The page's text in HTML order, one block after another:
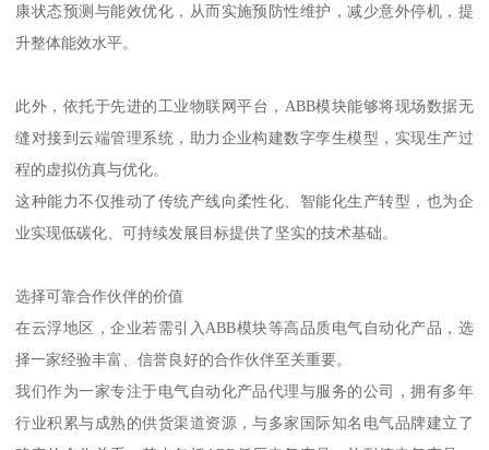
康状态预测与能效优化，从而实施预防性维护，减少意外停机，提
升整体能效水平。
此外，依托于先进的工业物联网平台，ABB模块能够将现场数据无
缝对接到云端管理系统，助力企业构建数字孪生模型，实现生产过
程的虚拟仿真与优化。
这种能力不仅推动了传统产线向柔性化、智能化生产转型，也为企
业实现低碳化、可持续发展目标提供了坚实的技术基础。
选择可靠合作伙伴的价值
在云浮地区，企业若需引入ABB模块等高品质电气自动化产品，选
择一家经验丰富、信誉良好的合作伙伴至关重要。
我们作为一家专注于电气自动化产品代理与服务的公司，拥有多年
行业积累与成熟的供货渠道资源，与多家国际知名电气品牌建立了